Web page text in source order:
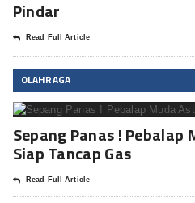
Pindar
Read Full Article
OLAHRAGA
Sepang Panas ! Pebalap
Siap Tancap Gas
Read Full Article